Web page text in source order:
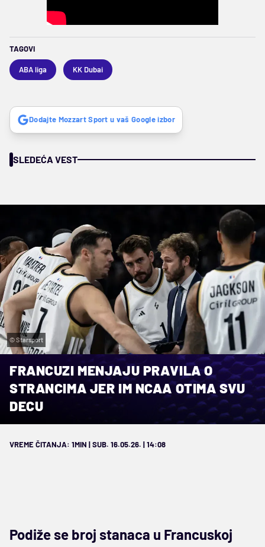
TAGOVI
ABA liga KK Dubai
Dodajte Mozzart Sport u vaš Google izbor
SLEDEĆA VEST
© Starsport
FRANCUZI MENJAJU PRAVILA O
STRANCIMA JER IM NCAA OTIMA SVU
DECU
VREME ČITANJA: 1MIN | SUB. 16.05.26. | 14:08
Podiže se broj stanaca u Francuskoj